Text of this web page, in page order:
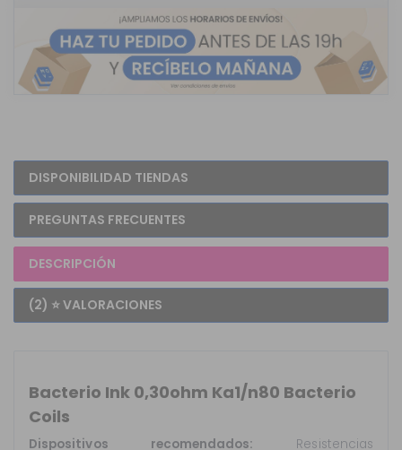
DISPONIBILIDAD TIENDAS
PREGUNTAS FRECUENTES
DESCRIPCIÓN
(2) ⭐ VALORACIONES
Bacterio Ink 0,30ohm Ka1/n80 Bacterio
Coils
Dispositivos recomendados: Resistencias